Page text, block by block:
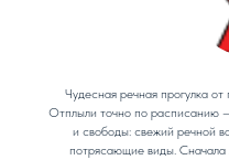
Чудесная речная прогулка
Отплыли точно по расписанию
и свободы: свежий речной
потрясающие виды.